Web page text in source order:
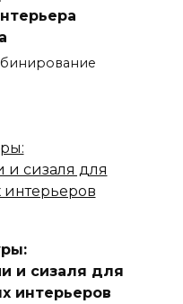
и сизаля для
интерьеров